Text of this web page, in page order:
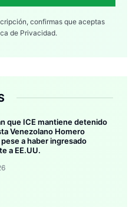
confirmas que aceptas
de Privacidad.
que ICE mantiene detenido
Venezolano Homero
a haber ingresado
a EE.UU.